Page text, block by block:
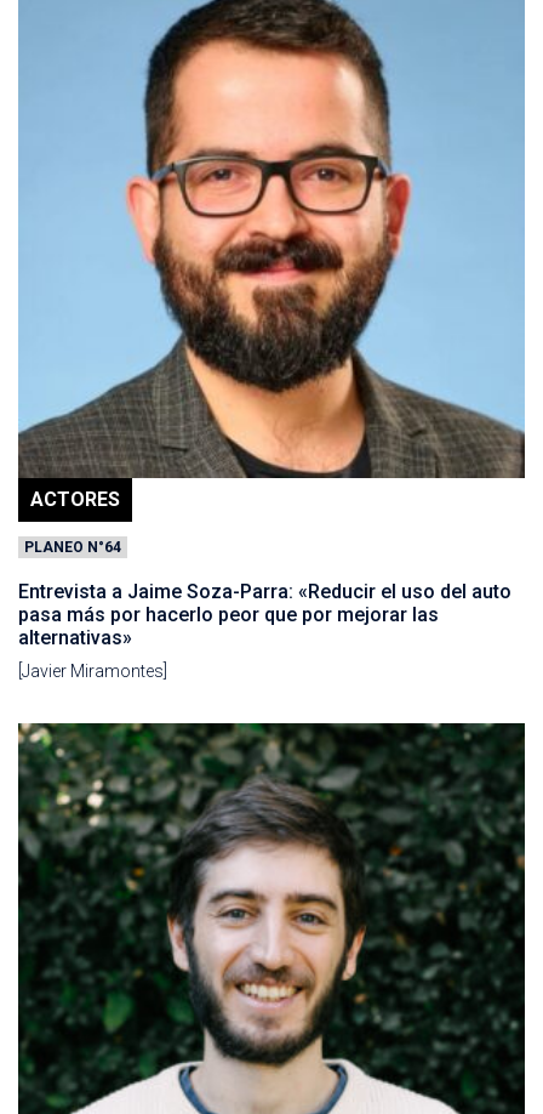
ACTORES
PLANEO N°64
Entrevista a Jaime Soza-Parra: «Reducir el uso del auto
pasa más por hacerlo peor que por mejorar las
alternativas»
[Javier Miramontes]